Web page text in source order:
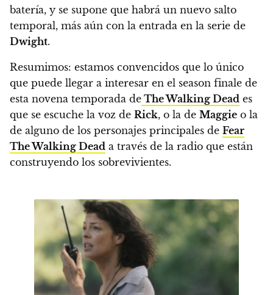
batería, y se supone que habrá un nuevo salto
temporal, más aún con la entrada en la serie de
Dwight.
Resumimos: estamos convencidos que lo único
que puede llegar a interesar en el season finale de
esta novena temporada de The Walking Dead es
que se escuche la voz de Rick, o la de Maggie o la
de alguno de los personajes principales de Fear
The Walking Dead a través de la radio que están
construyendo los sobrevivientes.